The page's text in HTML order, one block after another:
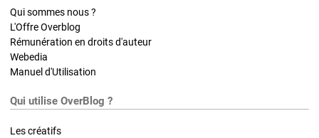
Qui sommes nous ?
L'Offre Overblog
Rémunération en droits d'auteur
Webedia
Manuel d'Utilisation
Qui utilise OverBlog ?
Les créatifs